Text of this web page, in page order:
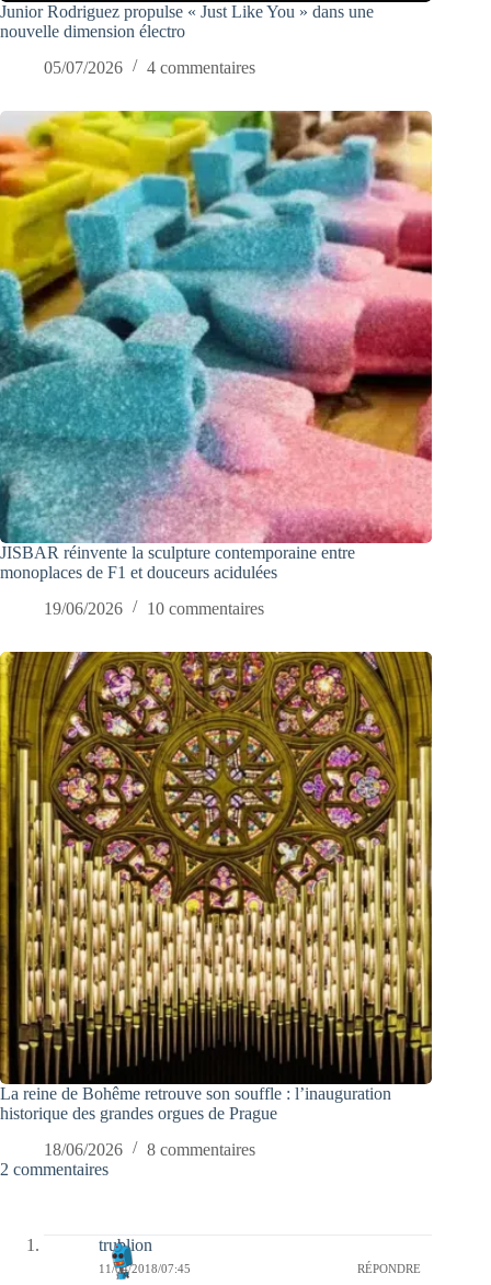
Junior Rodriguez propulse « Just Like You » dans une
nouvelle dimension électro
05/07/2026
4 commentaires
JISBAR réinvente la sculpture contemporaine entre
monoplaces de F1 et douceurs acidulées
19/06/2026
10 commentaires
La reine de Bohême retrouve son souffle : l’inauguration
historique des grandes orgues de Prague
18/06/2026
8 commentaires
2 commentaires
trublion
11/04/2018/07:45 RÉPONDRE